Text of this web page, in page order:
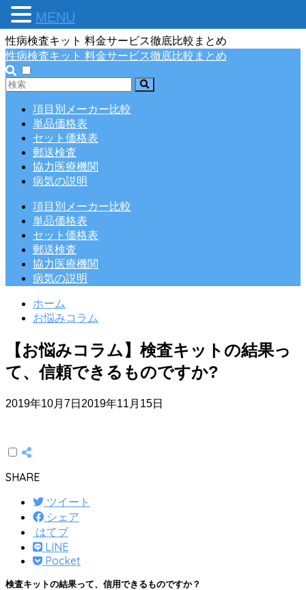
性病検査キット 料金サービス徹底比較まとめ
性病検査キット 料金サービス徹底比較まとめ
項目別メーカー比較
単品価格表
セット価格表
郵送検査
協力医療機関
病気の説明
項目別メーカー比較
単品価格表
セット価格表
郵送検査
協力医療機関
病気の説明
ホーム
お悩みコラム
【お悩みコラム】検査キットの結果っ
て、信頼できるものですか?
2019年10月7日 2019年11月15日
SHARE
ツイート
シェア
はてブ
LINE
Pocket
検査キットの結果って、信用できるものですか？
MENU